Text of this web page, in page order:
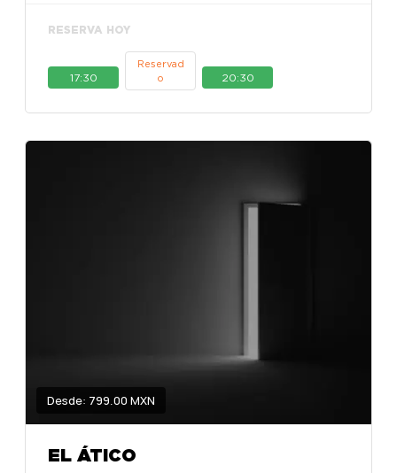
RESERVA HOY
17:30
Reservad
o
20:30
Desde: 799.00 MXN
EL ÁTICO